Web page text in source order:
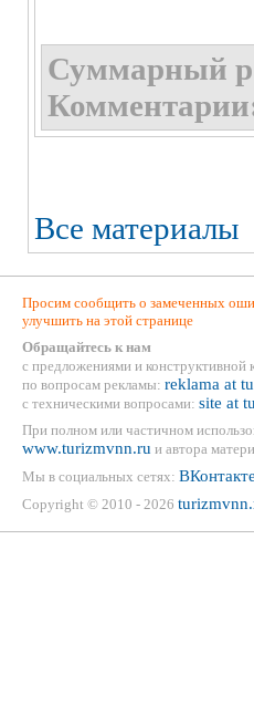
Суммарный
Все материалы
Просим сообщить о замеченных
улучшить на этой странице
Обращайтесь к нам
с предложениями и конструктивной
по вопросам рекламы: reklama at
с техническими вопросами: site at
При полном или частичном
www.turizmvnn.ru и автора
Мы в социальных сетях:
Copyright © 2010 - 2026